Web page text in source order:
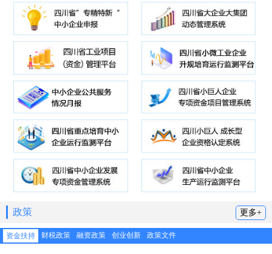
政策 更多+
资金扶持 财税政策 融资政策 创业创新 政策文件